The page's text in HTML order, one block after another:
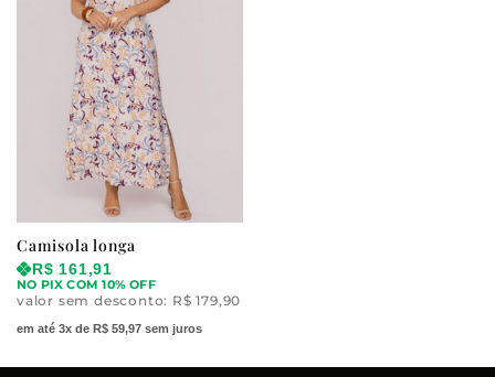
Camisola longa
R$ 161,91
NO PIX COM 10% OFF
valor sem desconto: R$ 179,90
em até 3x de R$ 59,97 sem juros